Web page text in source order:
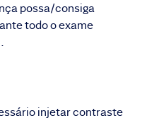
possa/consiga
todo o exame
injetar contraste